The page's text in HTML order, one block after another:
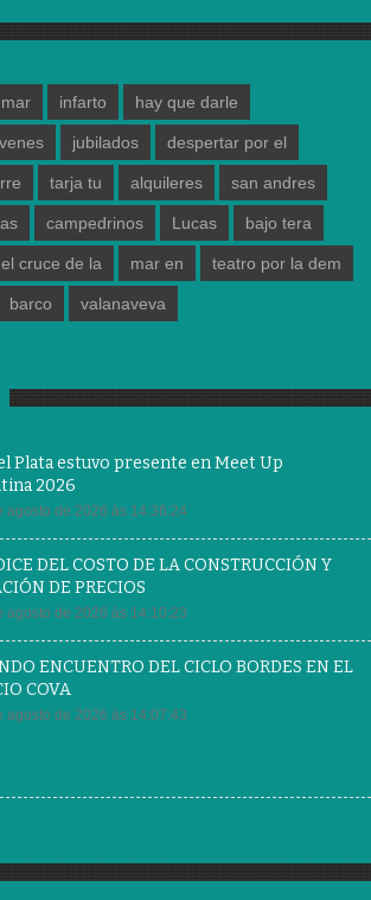
infarto hay que darle
jubilados despertar por el
tarja tu alquileres san andres
campedrinos Lucas bajo tera
el cruce de la mar en teatro por la dem
barco valanaveva
Plata estuvo presente en Meet Up
2026
agosto de 2026 às 14:36:24
DEL COSTO DE LA CONSTRUCCIÓN Y
DE PRECIOS
agosto de 2026 às 14:10:23
ENCUENTRO DEL CICLO BORDES EN EL
COVA
agosto de 2026 às 14:07:43